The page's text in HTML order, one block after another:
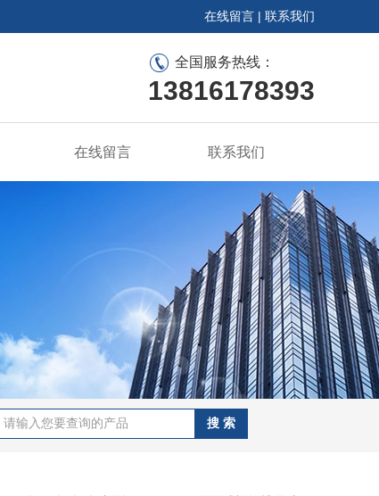
在线留言 | 联系我们
全国服务热线：
13816178393
在线留言 联系我们